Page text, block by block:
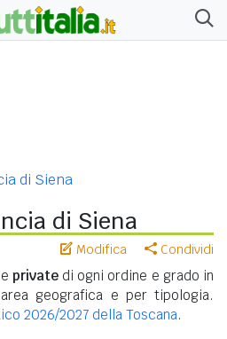
di Siena
di Siena
Modifica Condividi
privatedi ogni ordine e grado in
geografica e per tipologia.
2026/2027 della Toscana.